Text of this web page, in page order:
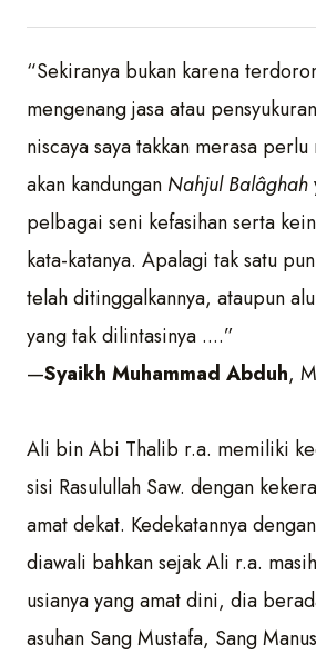
“Sekiranya bukan karena
mengenang jasa atau
niscaya saya takkan merasa
akan kandungan Nahjul Balâghah
pelbagai seni kefasihan serta
kata-katanya. Apalagi tak satu
telah ditinggalkannya, ataupun
yang tak dilintasinya ....”
—Syaikh Muhammad Abduh,
Ali bin Abi Thalib r.a. memiliki
sisi Rasulullah Saw. dengan
amat dekat. Kedekatannya
diawali bahkan sejak Ali r.a.
usianya yang amat dini, dia
asuhan Sang Mustafa, Sang